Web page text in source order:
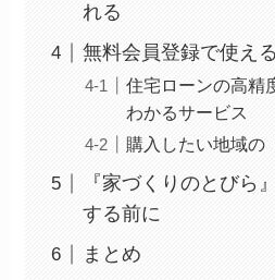
れる
無料会員登録で使え
住宅ローンの高精
わかるサービス
購入したい地域の
『家づくりのとびら
する前に
まとめ